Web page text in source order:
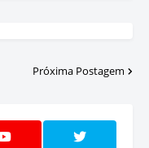
Próxima Postagem